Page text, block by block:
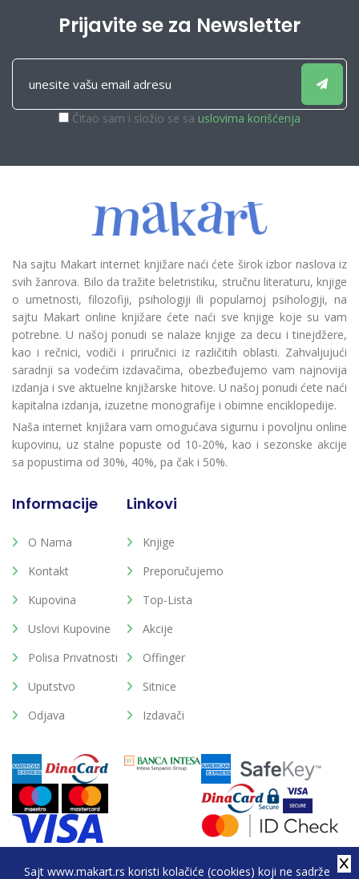
Sajt www.makart.rs koristi kolačiće (cookies) koji ne sadrže
Prijavite se za Newsletter
Čitao sam i složio se sa uslovima korišćenja
Na sajtu Makart internet knjižare naći ćete širok izbor naslova iz
svih žanrova. Bilo da tražite beletristiku, stručnu literaturu, knjige
o umetnosti, filozofiji, psihologiji ili popularnoj psihologiji, na
sajtu Makart online knjižare ćete naći sve knjige koje su vam
potrebne. U našoj ponudi se nalaze knjige za decu i tinejdžere,
kao i rečnici, vodiči i priručnici iz različitih oblasti. Zahvaljujući
saradnji sa vodećim izdavačima, obezbeđujemo vam najnovija
izdanja i sve aktuelne knjižarske hitove. U našoj ponudi ćete naći
kapitalna izdanja, izuzetne monografije i obimne enciklopedije.
Naša internet knjižara vam omogućava sigurnu i povoljnu online
kupovinu, uz stalne popuste od 10-20%, kao i sezonske akcije
sa popustima od 30%, 40%, pa čak i 50%.
Informacije
O Nama
Kontakt
Kupovina
Uslovi Kupovine
Polisa Privatnosti
Uputstvo
Odjava
Linkovi
Knjige
Preporučujemo
Top-Lista
Akcije
Offinger
Sitnice
Izdavači